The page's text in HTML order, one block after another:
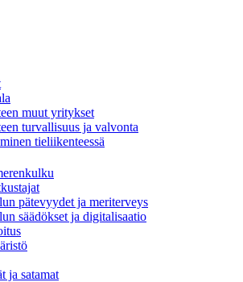
muut yritykset
turvallisuus ja valvonta
tieliikenteessä
pätevyydet ja meriterveys
säädökset ja digitalisaatio
ja satamat